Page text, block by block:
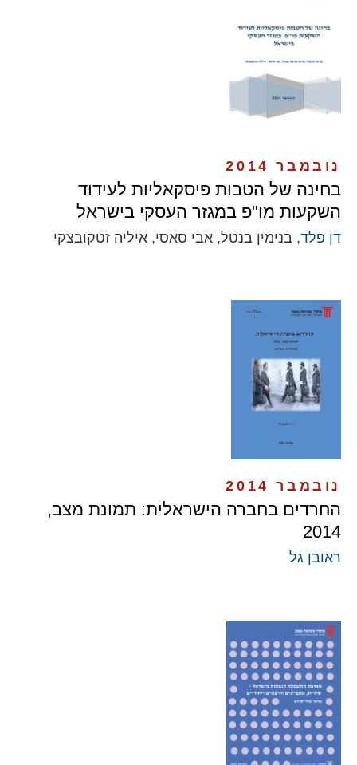
נובמבר 2014
בחינה של הטבות פיסקאליות לעידוד
השקעות מו"פ במגזר העסקי בישראל
דן פלד, בנימין בנטל, אבי סאסי, איליה זטקובצקי
נובמבר 2014
החרדים בחברה הישראלית: תמונת מצב,
2014
ראובן גל